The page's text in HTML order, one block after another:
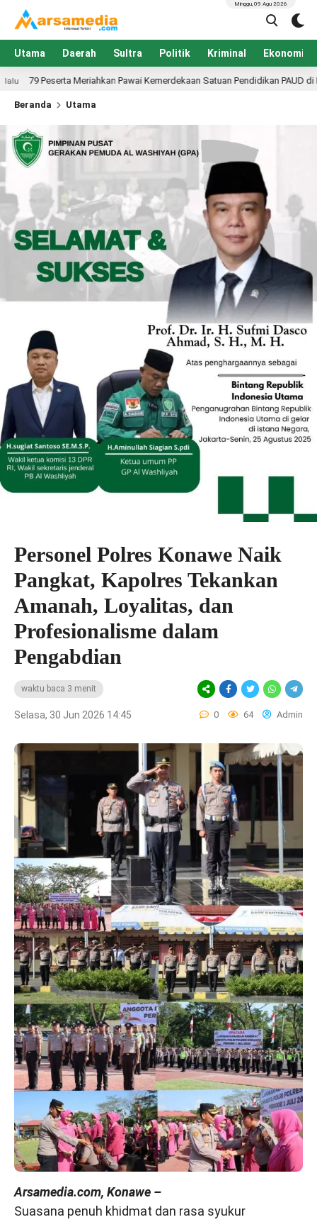
Utama Daerah Sultra Politik Kriminal Ekonomi
Minggu, 09 Agu 2026
Pawai Kemerdekaan Satuan Pendidikan PAUD di Konawe, Dibuka PLT
Beranda Utama
Personel Polres Konawe Naik
Pangkat, Kapolres Tekankan
Amanah, Loyalitas, dan
Profesionalisme dalam
Pengabdian
waktu baca 3 menit
Selasa, 30 Jun 2026 14:45 0 64 Admin
Arsamedia.com, Konawe –
Suasana penuh khidmat dan rasa syukur